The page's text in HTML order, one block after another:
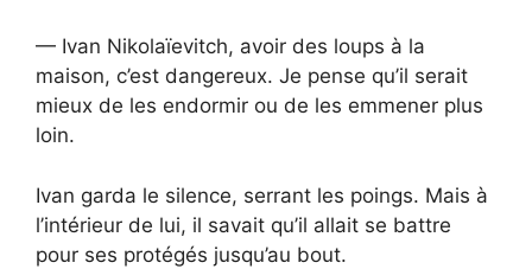
— Ivan Nikolaïevitch, avoir des loups à la
maison, c’est dangereux. Je pense qu’il serait
mieux de les endormir ou de les emmener plus
loin.
Ivan garda le silence, serrant les poings. Mais à
l’intérieur de lui, il savait qu’il allait se battre
pour ses protégés jusqu’au bout.